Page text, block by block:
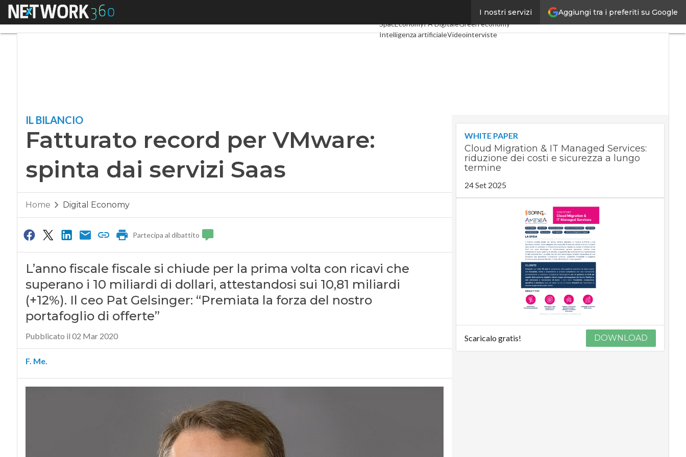
Aggiungi tra i preferiti su Google
I nostri servizi
Menu TelcoIndustria 4.0
SpacEconomyPA DigitaleGreen economy
Intelligenza artificialeVideointerviste
IL BILANCIO
Fatturato record per VMware:
spinta dai servizi Saas
Home Digital Economy
Partecipa al dibattito
L’anno fiscale fiscale si chiude per la prima volta con ricavi che
superano i 10 miliardi di dollari, attestandosi sui 10,81 miliardi
(+12%). Il ceo Pat Gelsinger: “Premiata la forza del nostro
portafoglio di offerte”
Pubblicato il 02 Mar 2020
F. Me.
WHITE PAPER
Cloud Migration & IT Managed Services:
riduzione dei costi e sicurezza a lungo
termine
24 Set 2025
Scaricalo gratis! DOWNLOAD